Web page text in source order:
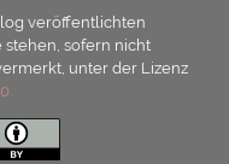
veröffentlichten
stehen, sofern nicht
unter der Lizenz